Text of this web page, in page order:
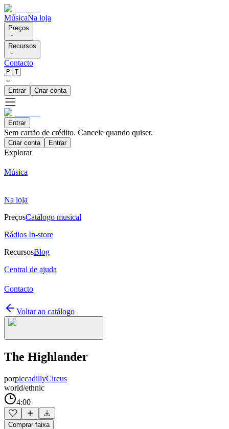
MúsicaNa loja
Preços
Recursos
Contacto
🇵🇹
Entrar Criar conta
Entrar
Sem cartão de crédito. Cancele quando quiser.
Criar conta Entrar
Explorar
Música
Na loja
PreçosCatálogo musical
Rádios In-store
RecursosBlog
Central de ajuda
Contacto
Voltar ao catálogo
The Highlander
porpiccadillyCircus
world/ethnic
4:00
Comprar faixa